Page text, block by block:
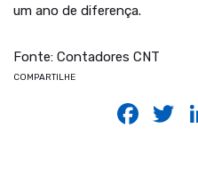
um ano de diferença.
Fonte: Contadores CNT
COMPARTILHE